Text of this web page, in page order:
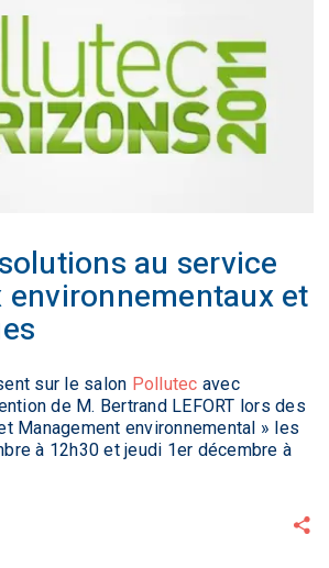
au service
environnementaux et
sur le salon Pollutec avec
de M. Bertrand LEFORT lors des
Management environnemental » les
à 12h30 et jeudi 1er décembre à